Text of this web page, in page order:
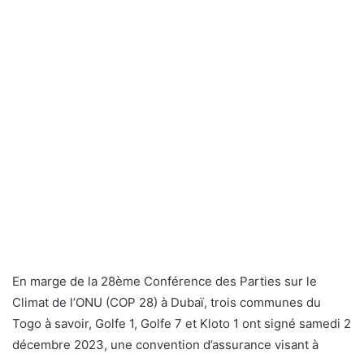
En marge de la 28ème Conférence des Parties sur le
Climat de l’ONU (COP 28) à Dubaï, trois communes du
Togo à savoir, Golfe 1, Golfe 7 et Kloto 1 ont signé samedi 2
décembre 2023, une convention d’assurance visant à